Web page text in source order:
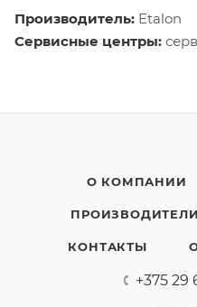
Производитель: Etalon
Сервисные центры:
О КОМПАНИИ
ПРОИЗВОДИТЕЛИ
КОНТАКТЫ
+375 29